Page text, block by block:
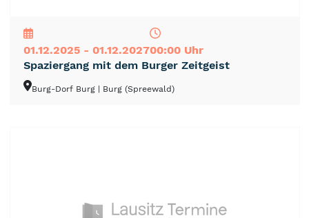
01.12.2025 - 01.12.202700:00 Uhr
Spaziergang mit dem Burger Zeitgeist
Burg-Dorf Burg | Burg (Spreewald)